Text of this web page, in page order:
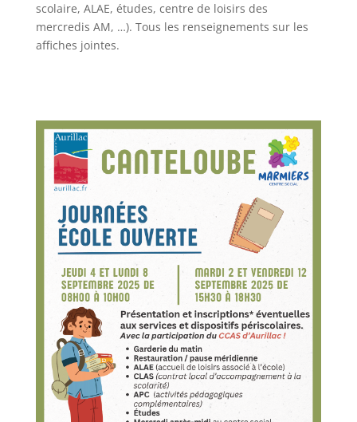
scolaire, ALAE, études, centre de loisirs des
mercredis AM, …). Tous les renseignements sur les
affiches jointes.